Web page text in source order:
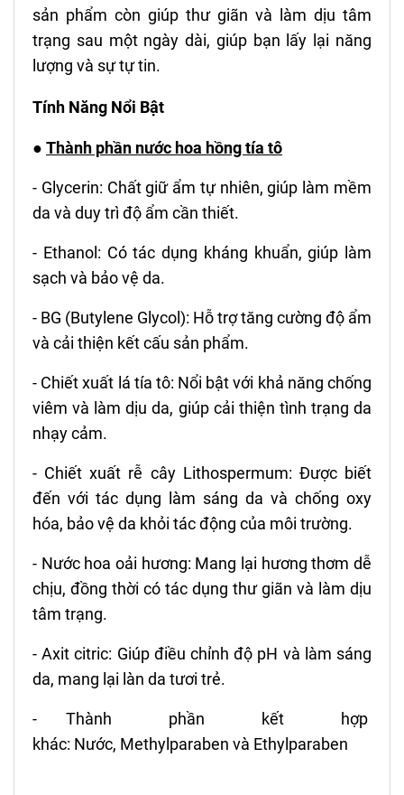
sản phẩm còn giúp thư giãn và làm dịu tâm
trạng sau một ngày dài, giúp bạn lấy lại năng
lượng và sự tự tin.
Tính Năng Nổi Bật
● Thành phần nước hoa hồng tía tô
- Glycerin: Chất giữ ẩm tự nhiên, giúp làm mềm
da và duy trì độ ẩm cần thiết.
- Ethanol: Có tác dụng kháng khuẩn, giúp làm
sạch và bảo vệ da.
- BG (Butylene Glycol): Hỗ trợ tăng cường độ ẩm
và cải thiện kết cấu sản phẩm.
- Chiết xuất lá tía tô: Nổi bật với khả năng chống
viêm và làm dịu da, giúp cải thiện tình trạng da
nhạy cảm.
- Chiết xuất rễ cây Lithospermum: Được biết
đến với tác dụng làm sáng da và chống oxy
hóa, bảo vệ da khỏi tác động của môi trường.
- Nước hoa oải hương: Mang lại hương thơm dễ
chịu, đồng thời có tác dụng thư giãn và làm dịu
tâm trạng.
- Axit citric: Giúp điều chỉnh độ pH và làm sáng
da, mang lại làn da tươi trẻ.
- Thành phần kết hợp
khác: Nước, Methylparaben và Ethylparaben